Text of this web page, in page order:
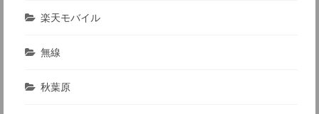
楽天モバイル
無線
秋葉原